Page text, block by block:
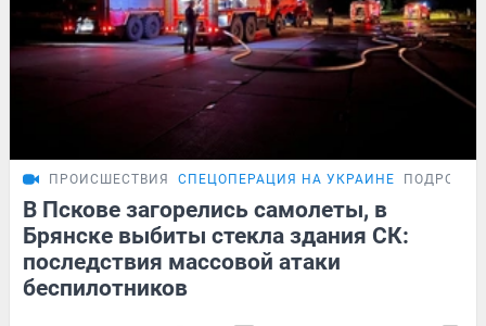
ПРОИСШЕСТВИЯ СПЕЦОПЕРАЦИЯ НА УКРАИНЕ
В Пскове загорелись самолеты, в
Брянске выбиты стекла здания СК:
последствия массовой атаки
беспилотников